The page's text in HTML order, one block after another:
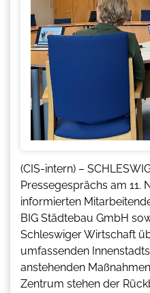
(CIS-intern) –
Pressegesprächs am 11.
informierten
BIG Städtebau GmbH
Schleswiger Wirtschaft
umfassenden
anstehenden
Zentrum stehen der